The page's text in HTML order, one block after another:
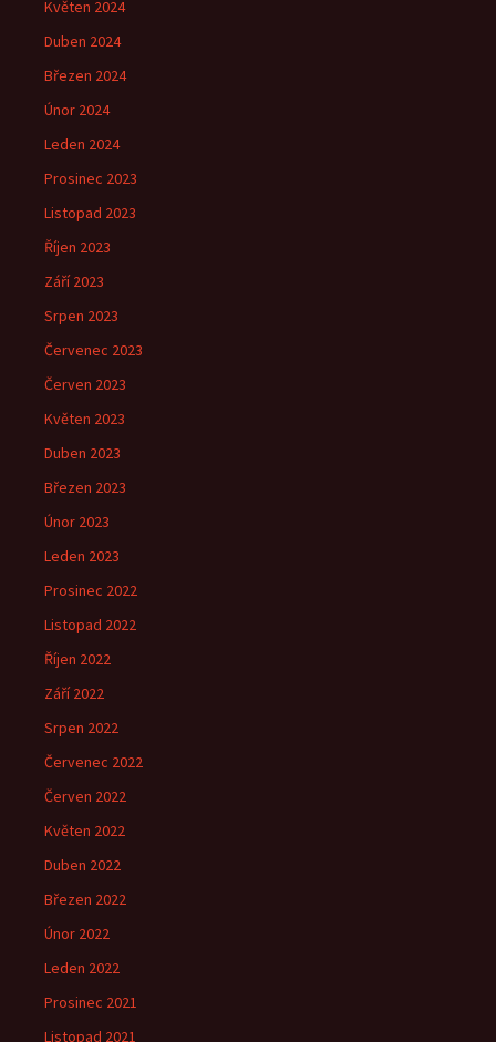
Květen 2024
Duben 2024
Březen 2024
Únor 2024
Leden 2024
Prosinec 2023
Listopad 2023
Říjen 2023
Září 2023
Srpen 2023
Červenec 2023
Červen 2023
Květen 2023
Duben 2023
Březen 2023
Únor 2023
Leden 2023
Prosinec 2022
Listopad 2022
Říjen 2022
Září 2022
Srpen 2022
Červenec 2022
Červen 2022
Květen 2022
Duben 2022
Březen 2022
Únor 2022
Leden 2022
Prosinec 2021
Listopad 2021